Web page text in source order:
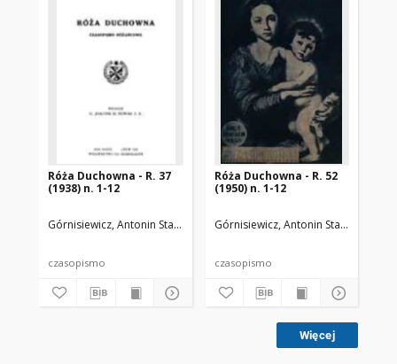
Róża Duchowna - R. 37
(1938) n. 1-12
Górnisiewicz, Antonin Stanisław (1871-1948). Red.
czasopismo
Róża Duchowna - R. 52
(1950) n. 1-12
Górnisiewicz, Antonin Stanisław
czasopismo
Więcej